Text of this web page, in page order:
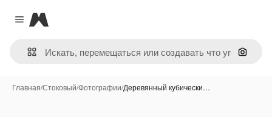
Close menu
Magnific
Поиск
Главная/Стоковый/Фотографии/Деревянный кубически…